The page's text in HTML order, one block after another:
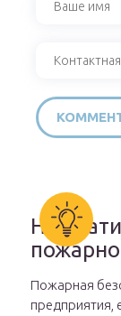
Пожарная
предприятия,